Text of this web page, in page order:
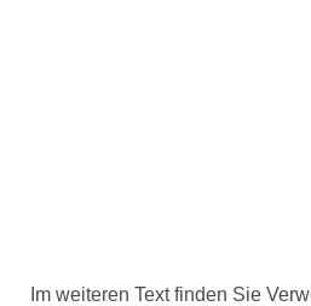
Im weiteren Text finden Sie